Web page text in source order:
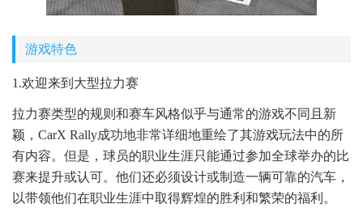
游戏特色
1.欢迎来到大型拉力赛
拉力赛类型的规则和赛车风格似乎与通常的游戏不同且新
颖，CarX Rally成功地非常详细地重绘了其游戏玩法中的所
有内容。但是，球员的职业生涯只能通过参加全球举办的比
赛来提升或认可。他们还必须设计或制造一辆可靠的汽车，
以带领他们在职业生涯中取得辉煌的胜利和繁荣的福利。